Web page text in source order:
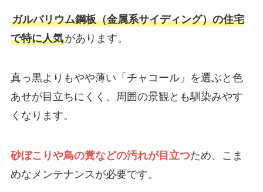
ガルバリウム鋼板（金属系サイディング）の住宅
で特に人気があります。
真っ黒よりもやや薄い「チャコール」を選ぶと色
あせが目立ちにくく、周囲の景観とも馴染みやす
くなります。
砂ぼこりや鳥の糞などの汚れが目立つため、こま
めなメンテナンスが必要です。